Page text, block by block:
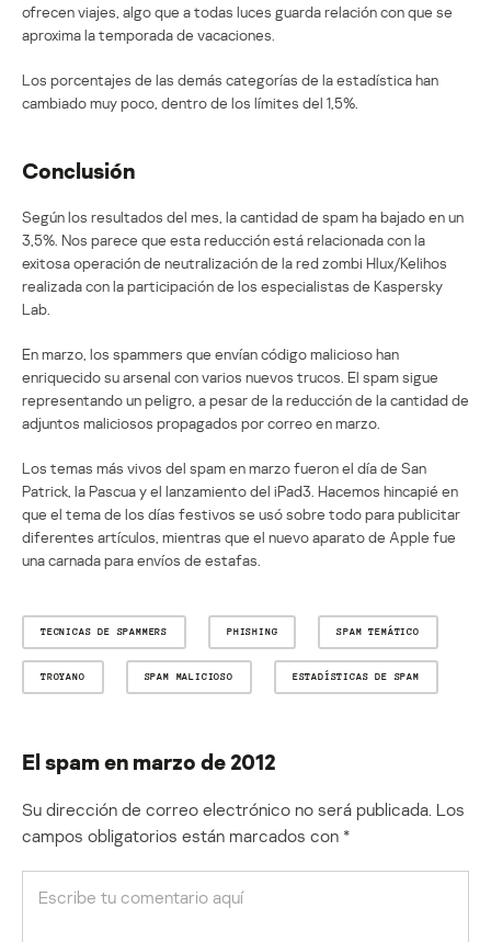
ofrecen viajes, algo que a todas luces guarda relación con que se
aproxima la temporada de vacaciones.
Los porcentajes de las demás categorías de la estadística han
cambiado muy poco, dentro de los límites del 1,5%.
Conclusión
Según los resultados del mes, la cantidad de spam ha bajado en un
3,5%. Nos parece que esta reducción está relacionada con la
exitosa operación de neutralización de la red zombi Hlux/Kelihos
realizada con la participación de los especialistas de Kaspersky
Lab.
En marzo, los spammers que envían código malicioso han
enriquecido su arsenal con varios nuevos trucos. El spam sigue
representando un peligro, a pesar de la reducción de la cantidad de
adjuntos maliciosos propagados por correo en marzo.
Los temas más vivos del spam en marzo fueron el día de San
Patrick, la Pascua y el lanzamiento del iPad3. Hacemos hincapié en
que el tema de los días festivos se usó sobre todo para publicitar
diferentes artículos, mientras que el nuevo aparato de Apple fue
una carnada para envíos de estafas.
TECNICAS DE SPAMMERS PHISHING SPAM TEMÁTICO
TROYANO SPAM MALICIOSO ESTADÍSTICAS DE SPAM
El spam en marzo de 2012
Su dirección de correo electrónico no será publicada. Los
campos obligatorios están marcados con *